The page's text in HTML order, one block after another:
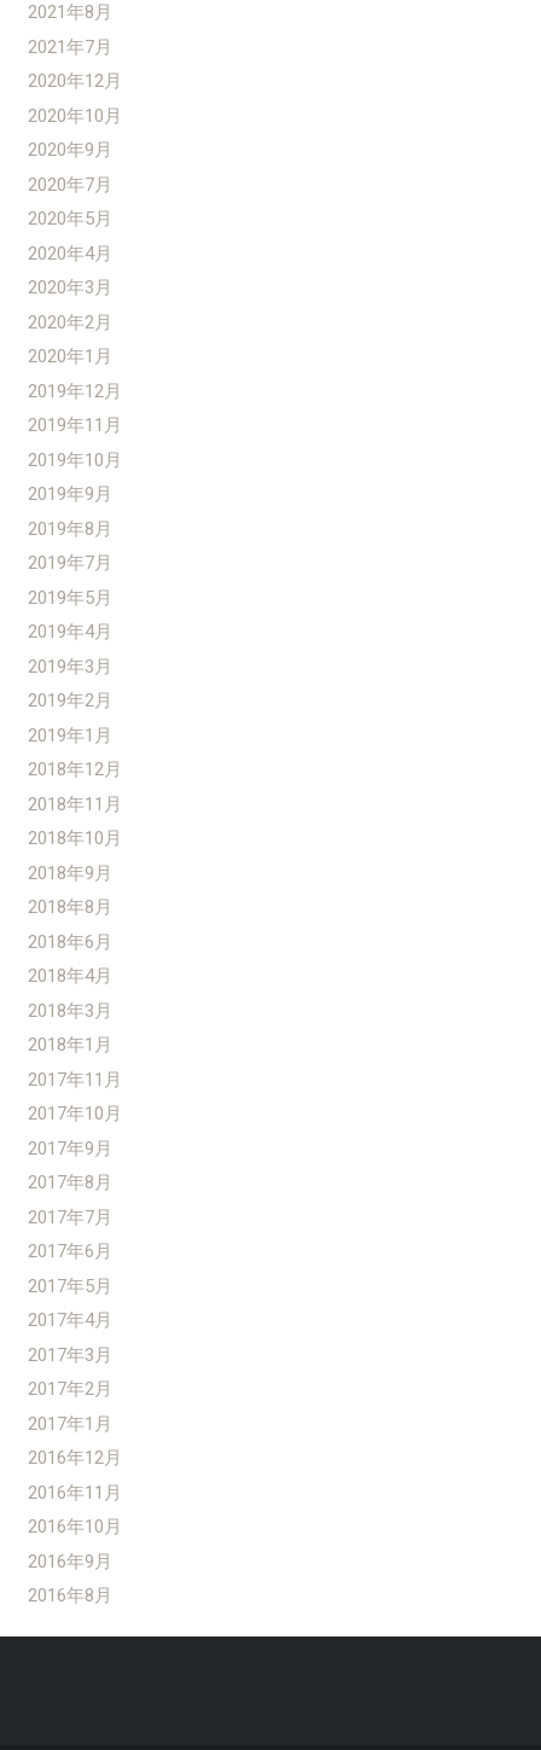
2021年8月
2021年7月
2020年12月
2020年10月
2020年9月
2020年7月
2020年5月
2020年4月
2020年3月
2020年2月
2020年1月
2019年12月
2019年11月
2019年10月
2019年9月
2019年8月
2019年7月
2019年5月
2019年4月
2019年3月
2019年2月
2019年1月
2018年12月
2018年11月
2018年10月
2018年9月
2018年8月
2018年6月
2018年4月
2018年3月
2018年1月
2017年11月
2017年10月
2017年9月
2017年8月
2017年7月
2017年6月
2017年5月
2017年4月
2017年3月
2017年2月
2017年1月
2016年12月
2016年11月
2016年10月
2016年9月
2016年8月